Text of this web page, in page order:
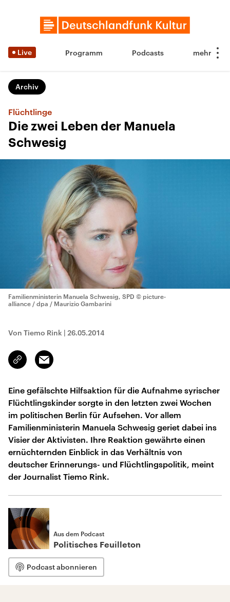
Live Programm Podcasts
Archiv
Flüchtlinge
Die zwei Leben der Manuela
Schwesig
Familienministerin Manuela Schwesig, SPD © picture-
alliance / dpa / Maurizio Gambarini
Von Tiemo Rink | 26.05.2014
Link
kopieren/teilen
Email
Eine gefälschte Hilfsaktion für die Aufnahme syrischer
Flüchtlingskinder sorgte in den letzten zwei Wochen
im politischen Berlin für Aufsehen. Vor allem
Familienministerin Manuela Schwesig geriet dabei ins
Visier der Aktivisten. Ihre Reaktion gewährte einen
ernüchternden Einblick in das Verhältnis von
deutscher Erinnerungs- und Flüchtlingspolitik, meint
der Journalist Tiemo Rink.
Aus dem Podcast
Politisches Feuilleton
Podcast abonnieren